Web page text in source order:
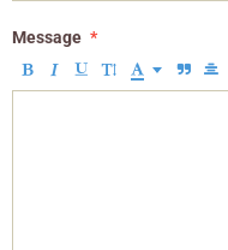
Message